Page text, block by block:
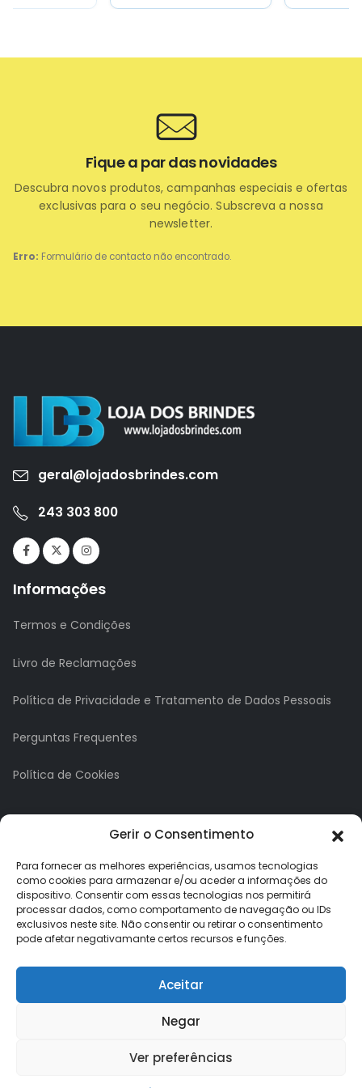
Gerir o Consentimento
Para fornecer as melhores experiências, usamos tecnologias
como cookies para armazenar e/ou aceder a informações do
dispositivo. Consentir com essas tecnologias nos permitirá
processar dados, como comportamento de navegação ou IDs
exclusivos neste site. Não consentir ou retirar o consentimento
pode afetar negativamante certos recursos e funções.
Aceitar
Negar
Ver preferências
Erro: Formulário de contacto não encontrado.
Fique a par das novidades
Descubra novos produtos, campanhas especiais e ofertas
exclusivas para o seu negócio. Subscreva a nossa
newsletter.
geral@lojadosbrindes.com
243 303 800
Informações
Termos e Condições
Livro de Reclamações
Política de Privacidade e Tratamento de Dados Pessoais
Perguntas Frequentes
Política de Cookies
A minha conta
A Minha Conta
Histórico de Pedidos
Lista de Desejos
Newsletter
Loja dos Brindes © 2026. Todos os direitos reservados.